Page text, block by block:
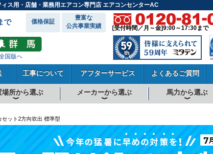
ス用・店舗・業務用エアコン専門店 エアコンセンターAC
で 価格保証
豊富な
公共事業実績
国版へ
[受付時間／月～金]9:00～17:30まで
工事について アフターサービス よくあるご質問
場所から選ぶ メーカーから選ぶ 馬力から選ぶ
セット2方向吹出 標準型